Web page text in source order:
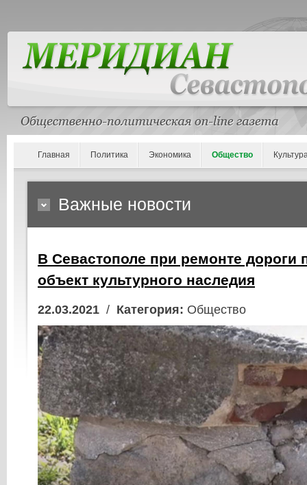
Главная Политика Экономика Общество
Важные новости
В Севастополе при ремонте дороги
объект культурного наследия
22.03.2021 / Категория: Общество